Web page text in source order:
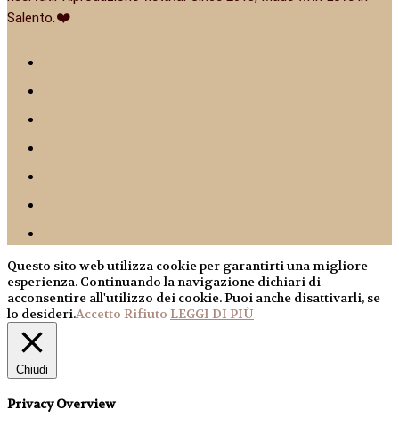
Salento.❤️
Questo sito web utilizza cookie per garantirti una migliore
esperienza. Continuando la navigazione dichiari di
acconsentire all'utilizzo dei cookie. Puoi anche disattivarli, se
lo desideri.Accetto Rifiuto LEGGI DI PIÙ
Chiudi
Privacy Overview